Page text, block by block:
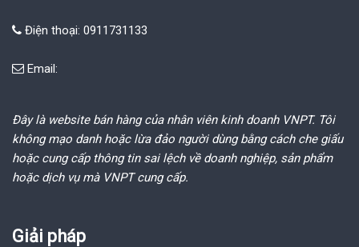
Điện thoại: 0911731133
Email:
Đây là website bán hàng của nhân viên kinh doanh VNPT. Tôi
không mạo danh hoặc lừa đảo người dùng bằng cách che giấu
hoặc cung cấp thông tin sai lệch về doanh nghiệp, sản phẩm
hoặc dịch vụ mà VNPT cung cấp.
Giải pháp